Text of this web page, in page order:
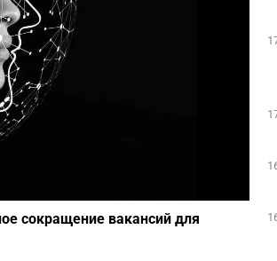
сокращение вакансий для